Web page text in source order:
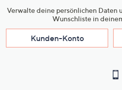
Verwalte deine persönlichen Daten
Wunschliste in
Kunden-Konto